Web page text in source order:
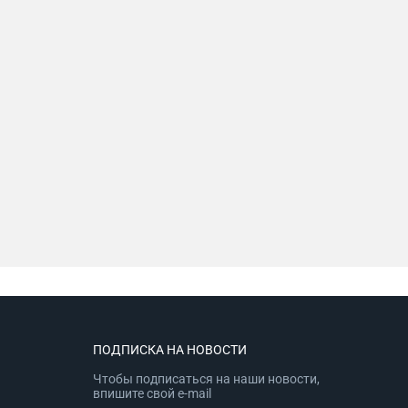
ПОДПИСКА НА НОВОСТИ
Чтобы подписаться на наши новости,
впишите свой e-mail